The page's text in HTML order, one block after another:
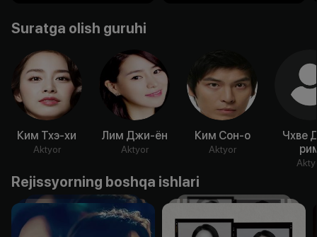
Suratga olish guruhi
Ким Тхэ-хи
Aktyor
Лим Джи-ён
Aktyor
Ким Сон-о
Aktyor
Чхве
Rejissyorning boshqa ishlari